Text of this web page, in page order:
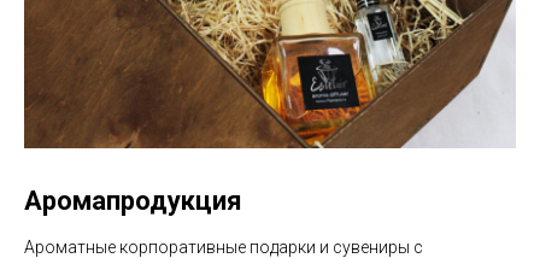
Аромапродукция
Ароматные корпоративные подарки и сувениры с